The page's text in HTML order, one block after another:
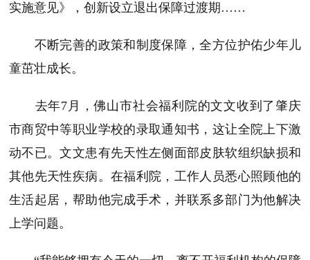
实施意见》，创新设立退出保障过渡期……
不断完善的政策和制度保障，全方位护佑少年儿
童茁壮成长。
去年7月，佛山市社会福利院的文文收到了肇庆
市商贸中等职业学校的录取通知书，这让全院上下激
动不已。文文患有先天性左侧面部皮肤软组织缺损和
其他先天性疾病。在福利院，工作人员悉心照顾他的
生活起居，帮助他完成手术，并联系多部门为他解决
上学问题。